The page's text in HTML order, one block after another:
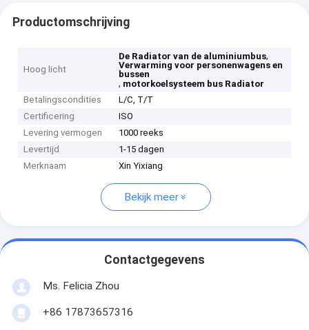
Productomschrijving
Hoog licht
De Radiator van de aluminiumbus,
Verwarming voor personenwagens en
bussen
, motorkoelsysteem bus Radiator
Betalingscondities
L/C, T/T
Certificering
ISO
Levering vermogen
1000 reeks
Levertijd
1-15 dagen
Merknaam
Xin Yixiang
Bekijk meer
Contactgegevens
Ms. Felicia Zhou
+86 17873657316